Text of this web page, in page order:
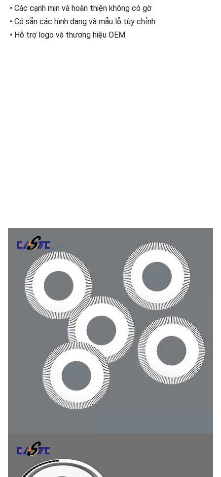
• Các cạnh mịn và hoàn thiện không có gờ
• Có sẵn các hình dạng và mẫu lỗ tùy chỉnh
• Hỗ trợ logo và thương hiệu OEM